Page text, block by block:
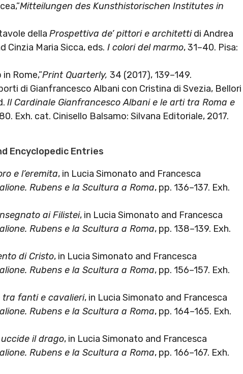
Mitteilungen des Kunsthistorischen Institutes in
della Prospettiva de’ pittori e architettidi Andrea
Cinzia Maria Sicca, eds. I colori del marmo, 31–40. Pisa:
Rome,”Print Quarterly, 34 (2017), 139–149.
di Gianfrancesco Albani con Cristina di Svezia, Bellori
Il Cardinale Gianfrancesco Albani e le arti tra Roma e
Exh. cat. Cinisello Balsamo: Silvana Editoriale, 2017.
Encyclopedic Entries
e l’eremita, in Lucia Simonato and Francesca
Rubens e la Scultura a Roma, pp. 136–137. Exh.
ai Filistei, in Lucia Simonato and Francesca
Rubens e la Scultura a Roma, pp. 138–139. Exh.
di Cristo, in Lucia Simonato and Francesca
Rubens e la Scultura a Roma, pp. 156–157. Exh.
tra fanti e cavalieri, in Lucia Simonato and Francesca
Rubens e la Scultura a Roma, pp. 164–165. Exh.
il drago, in Lucia Simonato and Francesca
Rubens e la Scultura a Roma, pp. 166–167. Exh.